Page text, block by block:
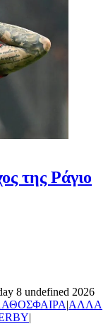
της Ράγιο
8 undefined 2026
|ΑΛΛΑ
|